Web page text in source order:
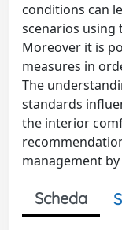
conditions can
scenarios using
Moreover it is
measures in
The
standards
the interior
management
Scheda